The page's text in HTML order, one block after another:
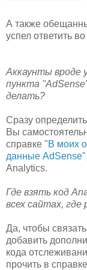
А также
успел ответить
Аккаунты вроде
пункта
делать?
Сразу
Вы
справке "В моих
данные AdSense"
Analytics.
Где взять код
всех сайтах,
Да, чтобы
добавить
кода
прочить в справке